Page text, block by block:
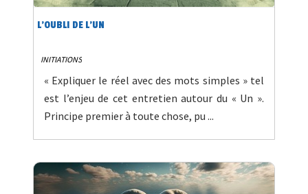
L'OUBLI DE L'UN
INITIATIONS
« Expliquer le réel avec des mots simples » tel
est l’enjeu de cet entretien autour du « Un ».
Principe premier à toute chose, pu ...